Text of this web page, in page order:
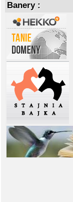
Banery :